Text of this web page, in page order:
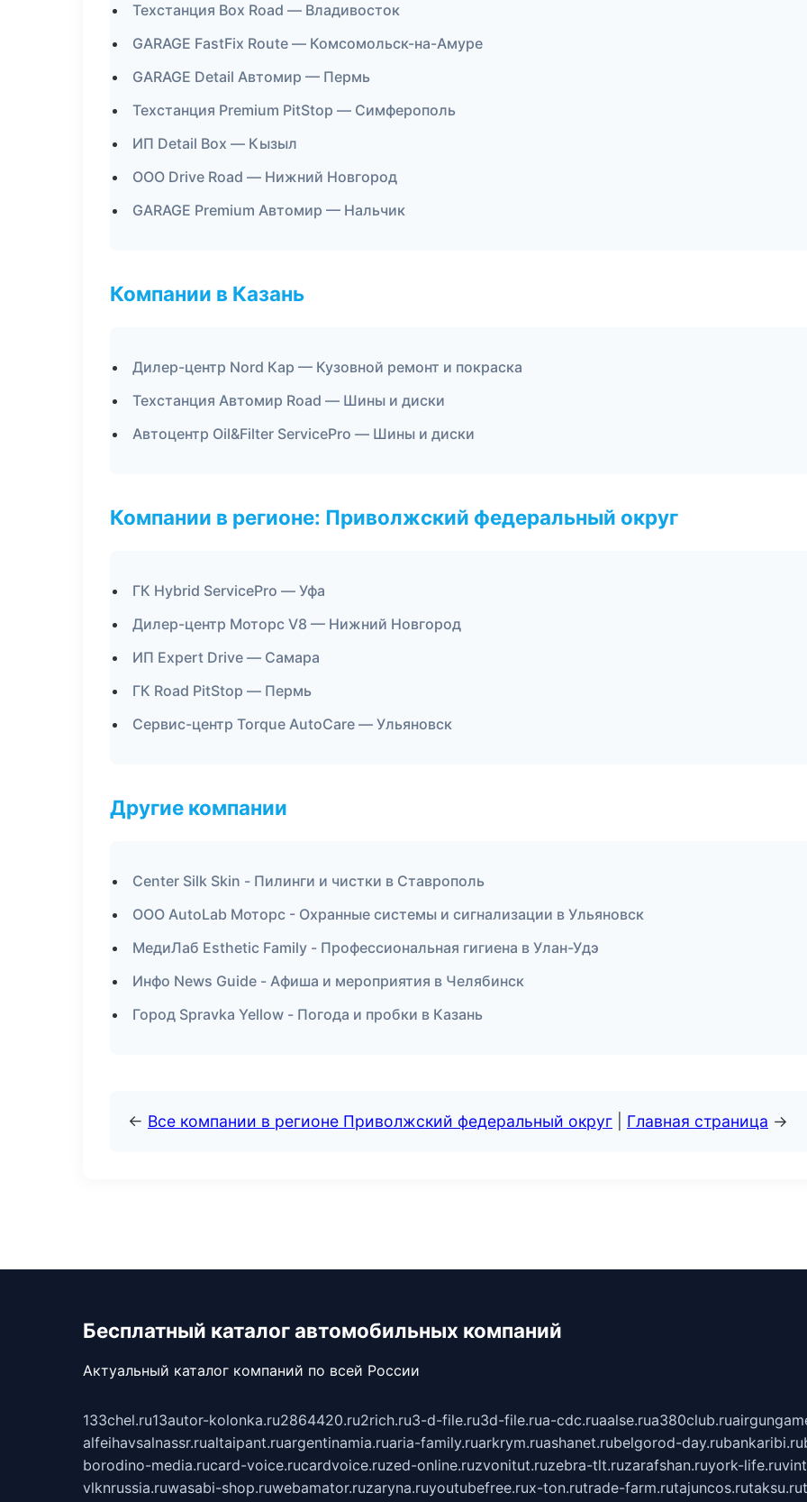
Техстанция Box Road — Владивосток
GARAGE FastFix Route — Комсомольск-на-Амуре
GARAGE Detail Автомир — Пермь
Техстанция Premium PitStop — Симферополь
ИП Detail Box — Кызыл
ООО Drive Road — Нижний Новгород
GARAGE Premium Автомир — Нальчик
Компании в Казань
Дилер-центр Nord Кар — Кузовной ремонт и покраска
Техстанция Автомир Road — Шины и диски
Автоцентр Oil&Filter ServicePro — Шины и диски
Компании в регионе: Приволжский федеральный округ
ГК Hybrid ServicePro — Уфа
Дилер-центр Моторс V8 — Нижний Новгород
ИП Expert Drive — Самара
ГК Road PitStop — Пермь
Сервис-центр Torque AutoCare — Ульяновск
Другие компании
Center Silk Skin - Пилинги и чистки в Ставрополь
ООО AutoLab Моторс - Охранные системы и сигнализации в Ульяновск
МедиЛаб Esthetic Family - Профессиональная гигиена в Улан-Удэ
Инфо News Guide - Афиша и мероприятия в Челябинск
Город Spravka Yellow - Погода и пробки в Казань
← Все компании в регионе Приволжский федеральный округ Главная страница →
Бесплатный каталог автомобильных компаний
Актуальный каталог компаний по всей России
133chel.ru13autor-kolonka.ru2864420.ru2rich.ru3-d-file.ru3d-file.rua-cdc.ruaalse.rua380club.ru
alfeihavsalnassr.rualtaipant.ruargentinamia.ruaria-family.ruarkrym.ruashanet.rubelgorod-day.rubankaribi.ru
borodino-media.rucard-voice.rucardvoice.ruzed-online.ruzvonitut.ruzebra-tlt.ruzarafshan.ruyork-life.ru
vlknrussia.ruwasabi-shop.ruwebamator.ruzaryna.ruyoutubefree.rux-ton.rutrade-farm.rutajuncos.rutaksu.ru